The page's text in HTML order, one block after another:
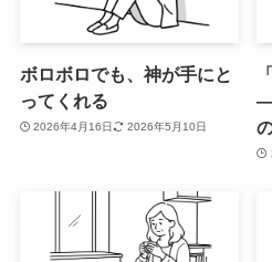
ボロボロでも、神が手にと
ってくれる
2026年4月16日 2026年5月10日